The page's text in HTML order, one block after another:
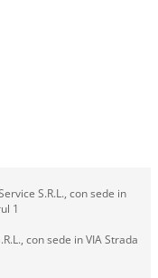
S.R.L., con sede in
1
con sede in VIA Strada